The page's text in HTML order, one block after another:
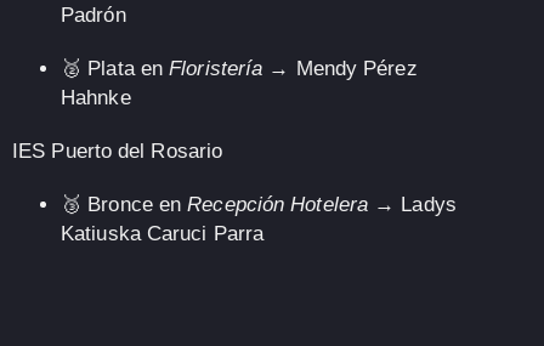
Padrón
🥈 PlataenFloristería → Mendy Pérez
Hahnke
IES Puerto del Rosario
🥉 BronceenRecepción Hotelera → Ladys
Katiuska Caruci Parra